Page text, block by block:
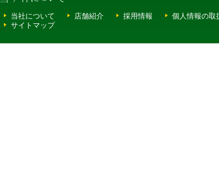
当社について 店舗紹介 採用情報
個人情報の取
サイトマップ